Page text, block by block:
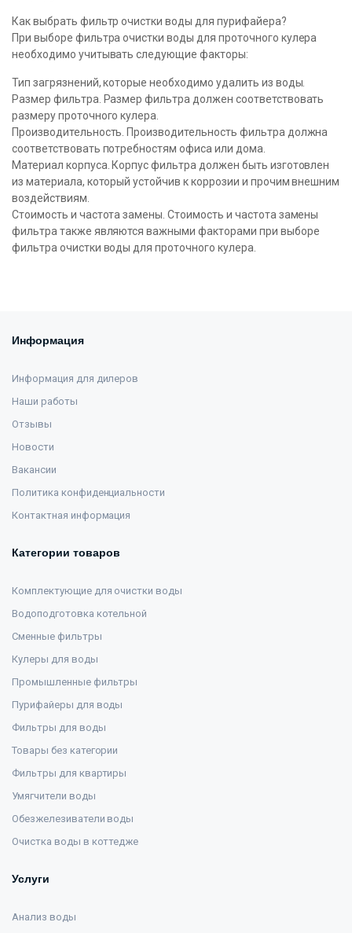
Как выбрать фильтр очистки воды для пурифайера?
При выборе фильтра очистки воды для проточного кулера
необходимо учитывать следующие факторы:
Тип загрязнений, которые необходимо удалить из воды.
Размер фильтра. Размер фильтра должен соответствовать
размеру проточного кулера.
Производительность. Производительность фильтра должна
соответствовать потребностям офиса или дома.
Материал корпуса. Корпус фильтра должен быть изготовлен
из материала, который устойчив к коррозии и прочим внешним
воздействиям.
Стоимость и частота замены. Стоимость и частота замены
фильтра также являются важными факторами при выборе
фильтра очистки воды для проточного кулера.
Информация
Информация для дилеров
Наши работы
Отзывы
Новости
Вакансии
Политика конфиденциальности
Контактная информация
Категории товаров
Комплектующие для очистки воды
Водоподготовка котельной
Сменные фильтры
Кулеры для воды
Промышленные фильтры
Пурифайеры для воды
Фильтры для воды
Товары без категории
Фильтры для квартиры
Умягчители воды
Обезжелезиватели воды
Очистка воды в коттедже
Услуги
Анализ воды